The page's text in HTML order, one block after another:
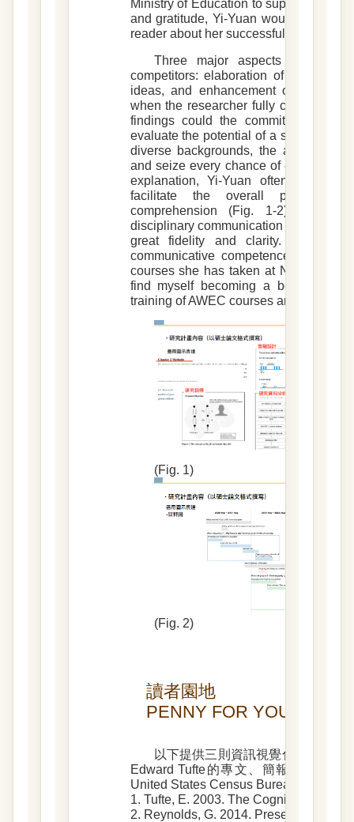
Ministry of Education to support her
and gratitude, Yi-Yuan would like to
reader about her successful
Three major aspects
competitors: elaboration of scientific
ideas, and enhancement of cross-
when the researcher fully clarifies the
findings could the committee
evaluate the potential of a study.
diverse backgrounds, the applicant
and seize every chance of
explanation, Yi-Yuan often utilizes
facilitate the overall process
comprehension (Fig. 1-2). Then,
disciplinary communication skills to
great fidelity and clarity. Yi-Yuan
communicative competence to a
courses she has taken at National
find myself becoming a better
training of AWEC courses and
(Fig. 1)
(Fig. 2)
讀者園地
PENNY FOR YOUR
以下提供三則資訊視覺化的學習參
Edward Tufte的專文、簡報資訊視覺
United States Census Bureau設立的資
1. Tufte, E. 2003. The Cognitive Style
2. Reynolds, G. 2014. Presentation